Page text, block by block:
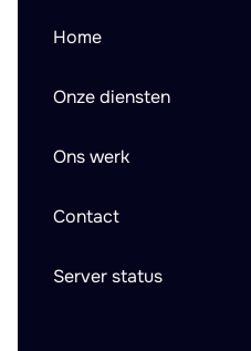
Home
Onze diensten
Ons werk
Contact
Server status